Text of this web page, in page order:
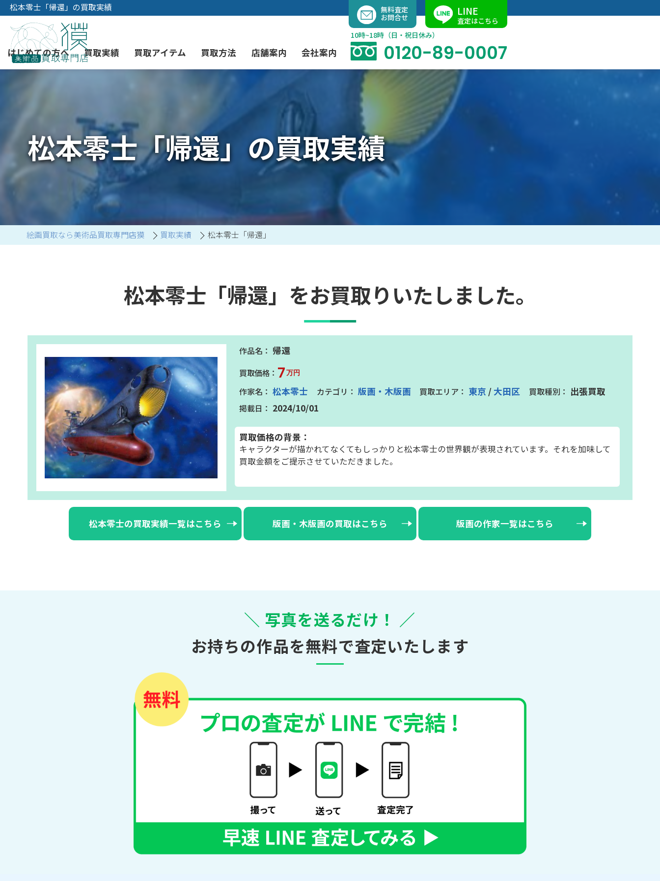
容
キ
ッ
松本零士「帰還」の買取実績
はじめての方へ
初めての美術品売却 よくあるご質問 ブログ
YOUTUBE instagram Facebook
買取実績 買取アイテム
現代アート買取 掛軸買取
骨董品買取 茶道具買取 陶磁器・陶器買取
西洋アンティーク買取
中国骨董品買取 工芸品買取
買取方法
3つの買取方法 出張買取（無料） 店舗での買取
宅配・郵送買取 業者間オークション出品代行
時価評価サービス
店舗案内
大阪店 名古屋店
会社案内
当社の特徴 求人情報
消費者志向自主宣言
無料査定
お問合せ
LINE
査定はこちら
10時~18時（日・祝日休み）
0120-89-0007
松本零士「帰還」の買取実績
絵画買取なら美術品買取専門店獏 買取実績 松本零士「帰還」
松本零士「帰還」をお買取りいたしました。
帰還
7万円
松本零士 版画・木版画 東京 / 大田区
出張買取
2024/10/01
買取価格の背景：
キャラクターが描かれてなくてもしっかりと松本零士の世界観が表現されています。それを加味して
買取金額をご提示させていただきました。
松本零士の買取実績一覧はこちら 版画・木版画の買取はこちら 版画の作家一覧はこちら
＼ 写真を送るだけ！ ／
お持ちの作品を無料で査定いたします